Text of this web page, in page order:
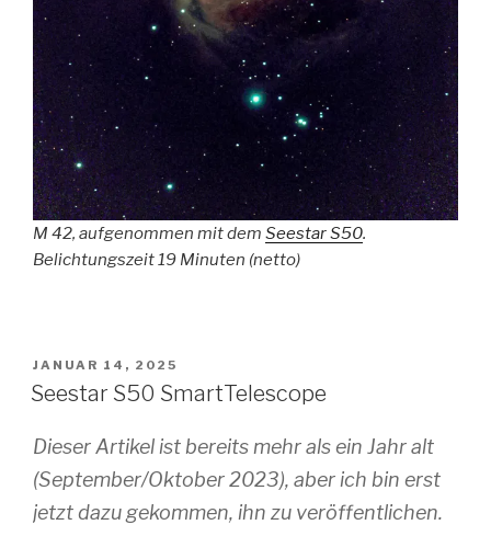
M 42, aufgenommen mit dem Seestar S50.
Belichtungszeit 19 Minuten (netto)
VERÖFFENTLICHT
AM
JANUAR 14, 2025
Seestar S50 SmartTelescope
Dieser Artikel ist bereits mehr als ein Jahr alt
(September/Oktober 2023), aber ich bin erst
jetzt dazu gekommen, ihn zu veröffentlichen.